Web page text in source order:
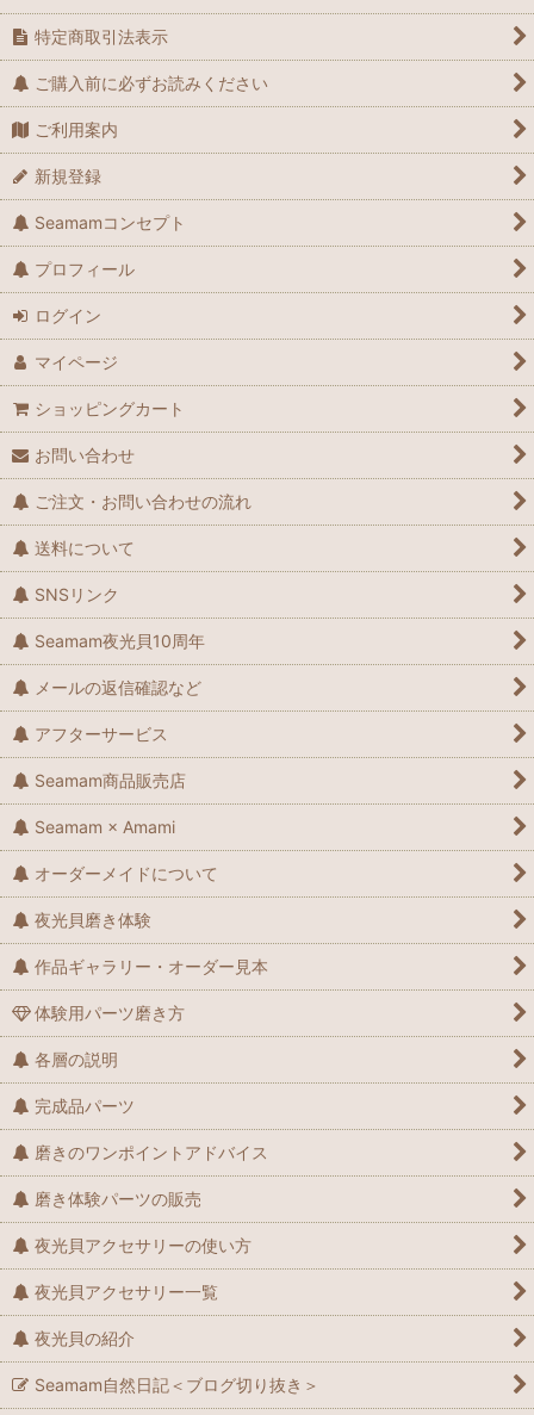
特定商取引法表示
ご購入前に必ずお読みください
ご利用案内
新規登録
Seamamコンセプト
プロフィール
ログイン
マイページ
ショッピングカート
お問い合わせ
ご注文・お問い合わせの流れ
送料について
SNSリンク
Seamam夜光貝10周年
メールの返信確認など
アフターサービス
Seamam商品販売店
Seamam × Amami
オーダーメイドについて
夜光貝磨き体験
作品ギャラリー・オーダー見本
体験用パーツ磨き方
各層の説明
完成品パーツ
磨きのワンポイントアドバイス
磨き体験パーツの販売
夜光貝アクセサリーの使い方
夜光貝アクセサリー一覧
夜光貝の紹介
Seamam自然日記＜ブログ切り抜き＞